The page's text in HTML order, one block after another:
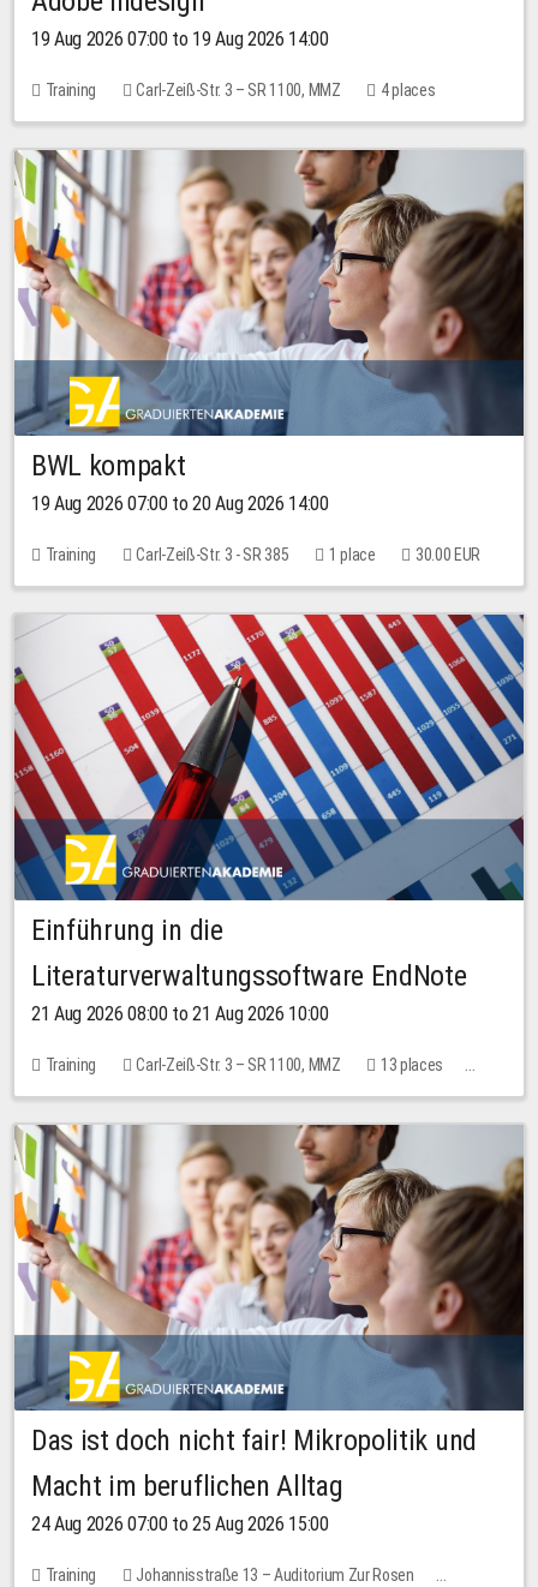
19 Aug 2026 07:00 to 19 Aug 2026 14:00
Training Carl-Zeiß-Str. 3 – SR 1100, MMZ 4 places
BWL kompakt
19 Aug 2026 07:00 to 20 Aug 2026 14:00
Training Carl-Zeiß-Str. 3 - SR 385 1 place 30.00 EUR
Einführung in die
Literaturverwaltungssoftware EndNote
21 Aug 2026 08:00 to 21 Aug 2026 10:00
Training Carl-Zeiß-Str. 3 – SR 1100, MMZ
13 places
10.00 EUR
Das ist doch nicht fair! Mikropolitik und
Macht im beruflichen Alltag
24 Aug 2026 07:00 to 25 Aug 2026 15:00
Training
Johannisstraße 13 – Auditorium Zur Rosen